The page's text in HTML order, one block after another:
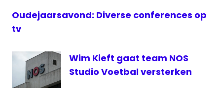
Oudejaarsavond: Diverse conferences op
tv
Wim Kieft gaat team NOS
Studio Voetbal versterken